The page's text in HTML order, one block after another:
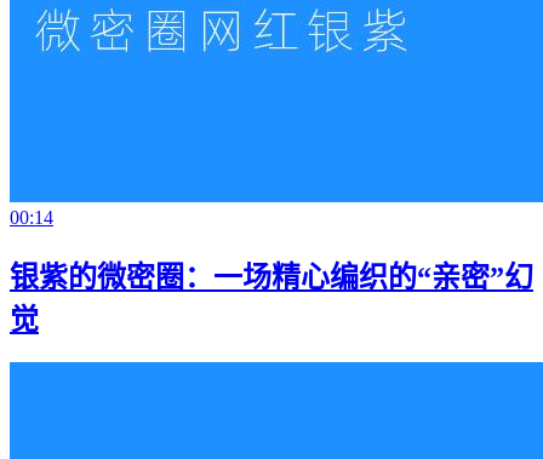
00:14
银紫的微密圈：一场精心编织的“亲密”幻
觉